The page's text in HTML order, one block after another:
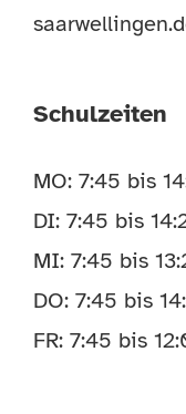
Schulzeiten
MO: 7:45 bis
DI: 7:45 bis
MI: 7:45 bis
DO: 7:45 bis
FR: 7:45 bis